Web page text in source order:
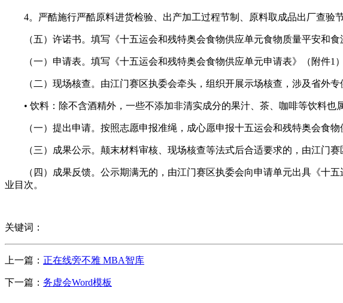
4。严酷施行严酷原料进货检验、出产加工过程节制、原料取成品出厂查验节
（五）许诺书。填写《十五运会和残特奥会食物供应单元食物质量平安和食
（一）申请表。填写《十五运会和残特奥会食物供应单元申请表》（附件1
（二）现场核查。由江门赛区执委会牵头，组织开展示场核查，涉及省外专
• 饮料：除不含酒精外，一些不添加非清实成分的果汁、茶、咖啡等饮料也
（一）提出申请。按照志愿申报准绳，成心愿申报十五运会和残特奥会食物
（三）成果公示。颠末材料审核、现场核查等法式后合适要求的，由江门赛
（四）成果反馈。公示期满无的，由江门赛区执委会向申请单元出具《十五
业目次。
关键词：
上一篇： 正在线旁不雅 MBA智库
下一篇： 务虚会Word模板